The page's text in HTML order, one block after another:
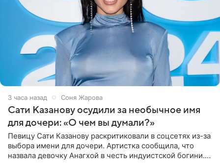
3 часа назад Соня Жарова
Сати Казанову осудили за необычное имя
для дочери: «О чем вы думали?»
Певицу Сати Казанову раскритиковали в соцсетях из-за
выбора имени для дочери. Артистка сообщила, что
назвала девочку Анагхой в честь индуистской богини.